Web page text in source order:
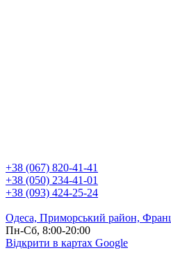
+38 (067) 820-41-41
+38 (050) 234-41-01
+38 (093) 424-25-24
Одеса, Приморський район,
Пн-Сб, 8:00-20:00
Відкрити в картах Google